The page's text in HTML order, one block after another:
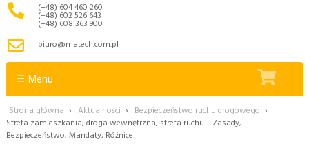
(+48) 604 460 260
(+48) 602 526 643
(+48) 608 363 900
biuro@matech.com.pl
Menu
Strona główna › Aktualności › Bezpieczeństwo ruchu drogowego ›
Strefa zamieszkania, droga wewnętrzna, strefa ruchu – Zasady,
Bezpieczeństwo, Mandaty, Różnice